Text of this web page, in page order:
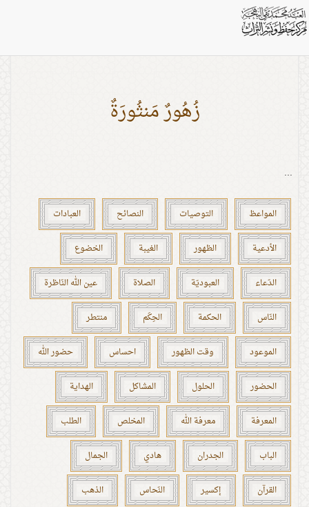
بطاقات: مقصد
زُهُورٌ مَنثُورَةٌ
...
المواعظ التوصيات النصائح العبادات
الأدعية الظهور الغيبة الخضوع
الدّعاء العبوديّة الصلاة عين الله النّاظرة
النّاس الحكمة الحِكَم منتطر
الموعود وقت الظهور احساس حضور الله
الحضور الحلول المشاكل الهداية
المعرفة معرفة الله المخلص الطلب
الباب الجدران هادي الجمال
القرآن إكسير النّحاس الذهب